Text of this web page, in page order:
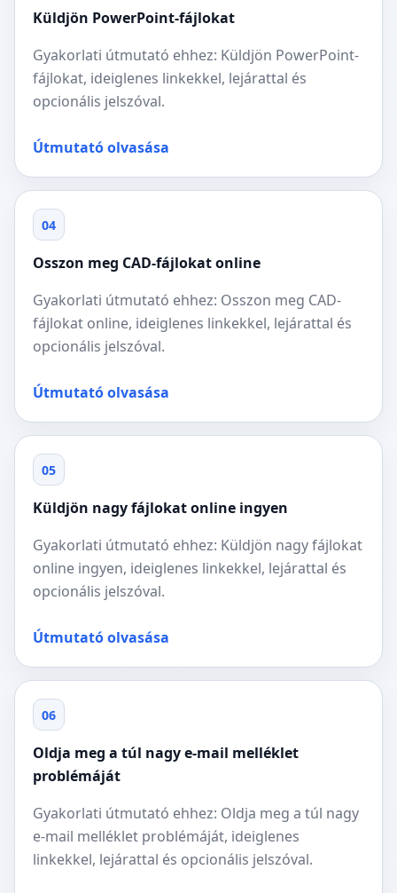
Küldjön PowerPoint-fájlokat
Gyakorlati útmutató ehhez: Küldjön PowerPoint-
fájlokat, ideiglenes linkekkel, lejárattal és
opcionális jelszóval.
Útmutató olvasása
04
Osszon meg CAD-fájlokat online
Gyakorlati útmutató ehhez: Osszon meg CAD-
fájlokat online, ideiglenes linkekkel, lejárattal és
opcionális jelszóval.
Útmutató olvasása
05
Küldjön nagy fájlokat online ingyen
Gyakorlati útmutató ehhez: Küldjön nagy fájlokat
online ingyen, ideiglenes linkekkel, lejárattal és
opcionális jelszóval.
Útmutató olvasása
06
Oldja meg a túl nagy e-mail melléklet
problémáját
Gyakorlati útmutató ehhez: Oldja meg a túl nagy
e-mail melléklet problémáját, ideiglenes
linkekkel, lejárattal és opcionális jelszóval.